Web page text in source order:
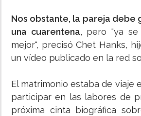
Nos obstante, la pareja debe
una cuarentena, pero "ya se
mejor", precisó Chet Hanks,
un vídeo publicado en la red
El matrimonio estaba de viaje
participar en las labores de
próxima cinta biográfica